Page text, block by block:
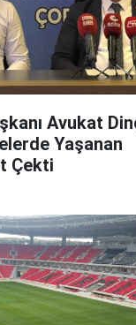
Avukat
Yaşanan
Çekti